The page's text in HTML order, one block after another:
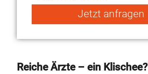
Jetzt anfragen
Reiche Ärzte – ein Klischee?